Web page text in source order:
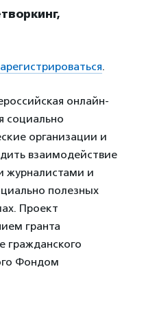
.
онлайн-
социально
организации и
взаимодействие
журналистами и
полезных
Проект
гранта
гражданского
Фондом